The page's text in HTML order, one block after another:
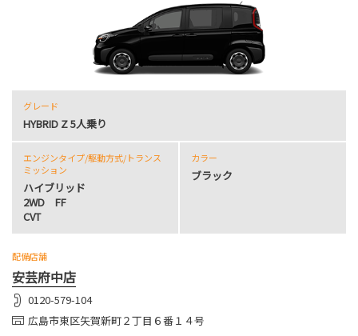
グレード
HYBRID Z 5人乗り
エンジンタイプ/駆動方式/トランス
ミッション
ハイブリッド
2WD FF
CVT
カラー
ブラック
配備店舗
安芸府中店
0120-579-104
広島市東区矢賀新町２丁目６番１４号